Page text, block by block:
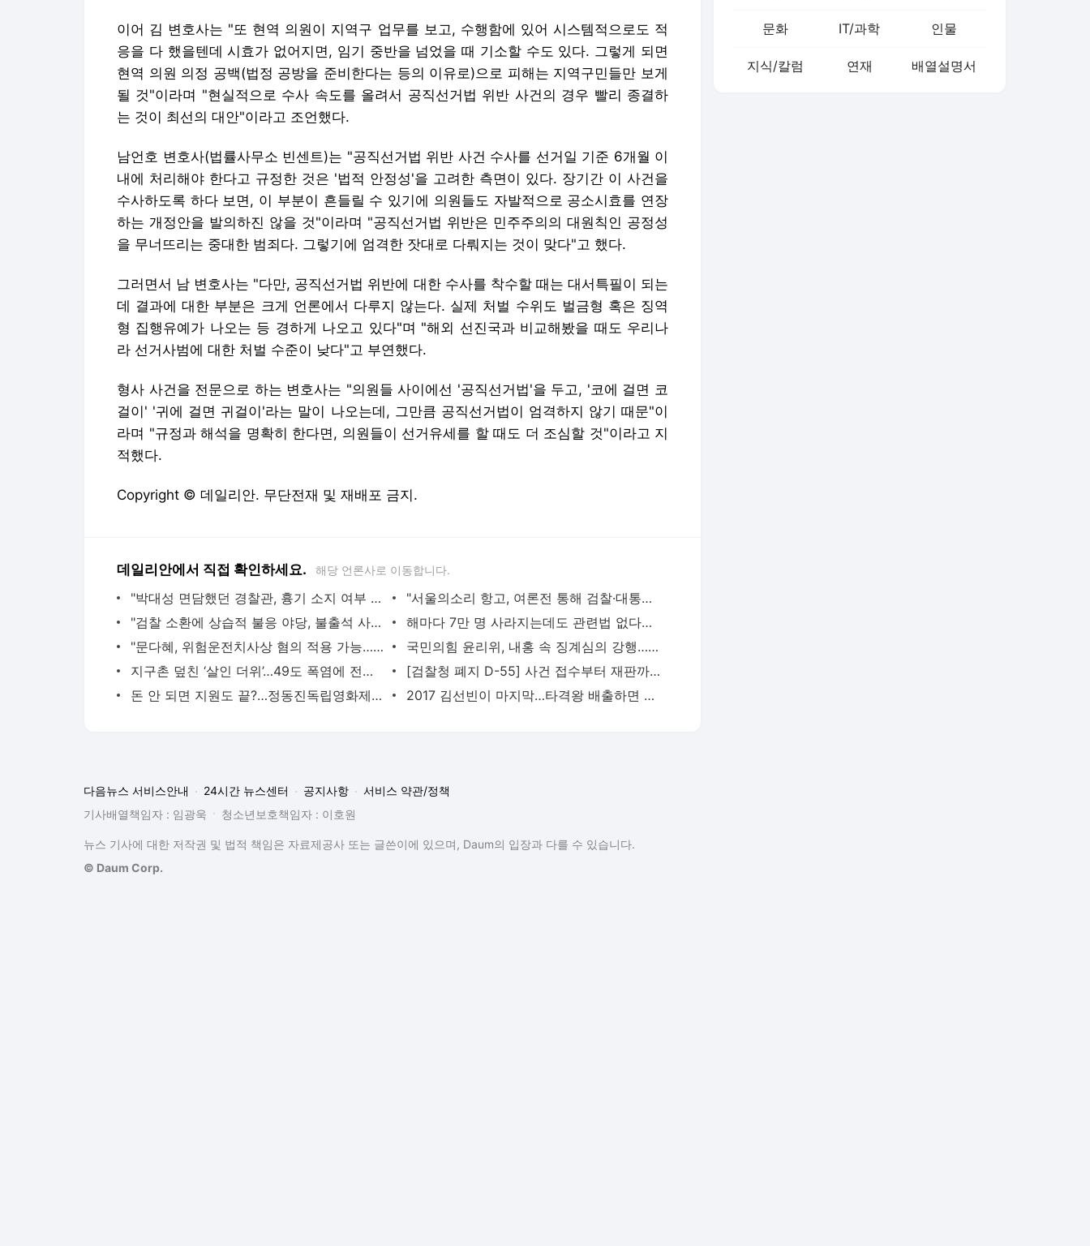
이어 김 변호사는 "또 현역 의원이 지역구 업무를 보고, 수행함에 있어 시스템적으로도 적
응을 다 했을텐데 시효가 없어지면, 임기 중반을 넘었을 때 기소할 수도 있다. 그렇게 되면
현역 의원 의정 공백(법정 공방을 준비한다는 등의 이유로)으로 피해는 지역구민들만 보게
될 것"이라며 "현실적으로 수사 속도를 올려서 공직선거법 위반 사건의 경우 빨리 종결하
는 것이 최선의 대안"이라고 조언했다.
남언호 변호사(법률사무소 빈센트)는 "공직선거법 위반 사건 수사를 선거일 기준 6개월 이
내에 처리해야 한다고 규정한 것은 '법적 안정성'을 고려한 측면이 있다. 장기간 이 사건을
수사하도록 하다 보면, 이 부분이 흔들릴 수 있기에 의원들도 자발적으로 공소시효를 연장
하는 개정안을 발의하진 않을 것"이라며 "공직선거법 위반은 민주주의의 대원칙인 공정성
을 무너뜨리는 중대한 범죄다. 그렇기에 엄격한 잣대로 다뤄지는 것이 맞다"고 했다.
그러면서 남 변호사는 "다만, 공직선거법 위반에 대한 수사를 착수할 때는 대서특필이 되는
데 결과에 대한 부분은 크게 언론에서 다루지 않는다. 실제 처벌 수위도 벌금형 혹은 징역
형 집행유예가 나오는 등 경하게 나오고 있다"며 "해외 선진국과 비교해봤을 때도 우리나
라 선거사범에 대한 처벌 수준이 낮다"고 부연했다.
형사 사건을 전문으로 하는 변호사는 "의원들 사이에선 '공직선거법'을 두고, '코에 걸면 코
걸이' '귀에 걸면 귀걸이'라는 말이 나오는데, 그만큼 공직선거법이 엄격하지 않기 때문"이
라며 "규정과 해석을 명확히 한다면, 의원들이 선거유세를 할 때도 더 조심할 것"이라고 지
적했다.
Copyright © 데일리안. 무단전재 및 재배포 금지.
데일리안에서 직접 확인하세요. 해당 언론사로 이동합니다.
"박대성 면담했던 경찰관, 흉기 소지 여부 파악에 소홀했으면 업무상과실치사" [법조계에 물어보
"서울의소리 항고, 여론전 통해 검찰·대통령 부부 비판 목적…기각될 것" [법조계에 물어보니 520
"검찰 소환에 상습적 불응 야당, 불출석 사유 밝힌 검사에 동행명령장 발부? 망신주기" [법조계에
해마다 7만 명 사라지는데도 관련법 없다…'성인실종법' 제정 어려운 이유 [디케의 눈물 297]
"문다혜, 위험운전치사상 혐의 적용 가능…혐의 계속 부인하면 법정 구속" [디케의 눈물 296]
국민의힘 윤리위, 내홍 속 징계심의 강행…당내서는 장동혁 비판 목소리
지구촌 덮친 ‘살인 더위’…49도 폭염에 전기도 끊겼다
[검찰청 폐지 D-55] 사건 접수부터 재판까지 싹 바뀐다…개정 형소법, 무엇이 달라지나
돈 안 되면 지원도 끝?…정동진독립영화제 예산 삭감이 던진 질문 [초점]
2017 김선빈이 마지막…타격왕 배출하면 우승 못 한다?
문화 IT/과학 인물
지식/칼럼 연재 배열설명서
다음뉴스 서비스안내 24시간 뉴스센터 공지사항
서비스 약관/정책
기사배열책임자 : 임광욱
청소년보호책임자 : 이호원
뉴스 기사에 대한 저작권 및 법적 책임은 자료제공사 또는 글쓴이에 있으며, Daum의 입장과 다를 수 있습니다.
© Daum Corp.